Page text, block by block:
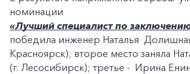
номинации
«Лучший специалист по
победила инженер Наталья
Красноярск); второе место заняла
(г. Лесосибирск); третье - Ирина